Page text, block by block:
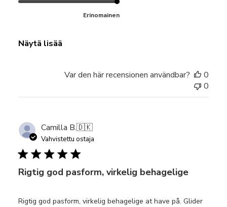
Erinomainen
Näytä lisää
Var den här recensionen användbar?
0
0
Camilla B.🇩🇰
Vahvistettu ostaja
Rigtig god pasform, virkelig behagelige
Rigtig god pasform, virkelig behagelige at have på. Glider